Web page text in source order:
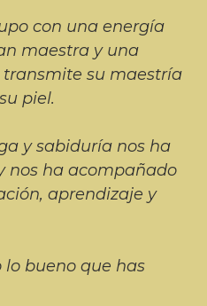
con una energía
maestra y una
transmite su maestría
piel.
y sabiduría nos ha
nos ha acompañado
aprendizaje y
lo bueno que has